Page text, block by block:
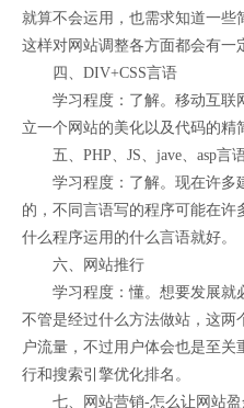
就算不会运用，也需求知道一些
这样对网站调整各方面都会有一
四、DIV+CSS言语
学习程度：了解。移动互联
立一个网站的美化以及代码的精
五、PHP、JS、jave、asp言
学习程度：了解。现在许多
的，不同言语写的程序可能在许
什么程序运用的什么言语就好。
六、网站推行
学习程度：懂。想要发展就
不管是经过什么方法做站，这两
户流量，不过用户体会也是至
行和搜索引擎优化排名。
七、网站营销-怎么让网站盈